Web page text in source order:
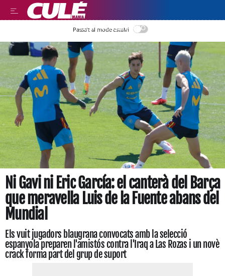
LEER EN CASTELLANO
Passa’t al mode estalvi
Ni Gavi ni Eric García: el canterà del Barça
que meravella Luis de la Fuente abans del
Mundial
Els vuit jugadors blaugrana convocats amb la selecció
espanyola preparen l'amistós contra l'Iraq a Las Rozas i un novè
crack forma part del grup de suport